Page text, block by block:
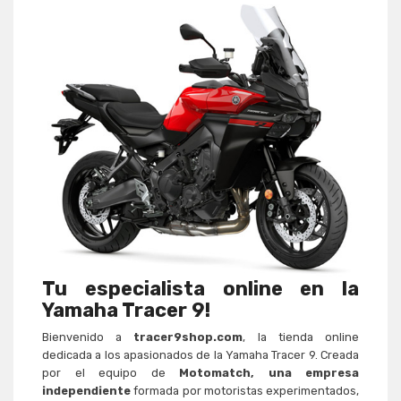
Tu especialista online en la
Yamaha Tracer 9!
Bienvenido a tracer9shop.com, la tienda online
dedicada a los apasionados de la Yamaha Tracer 9. Creada
por el equipo de Motomatch, una empresa
independiente formada por motoristas experimentados,